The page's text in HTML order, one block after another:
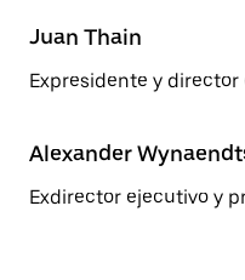
Juan Thain
Expresidente y director
Alexander
Exdirector ejecutivo y